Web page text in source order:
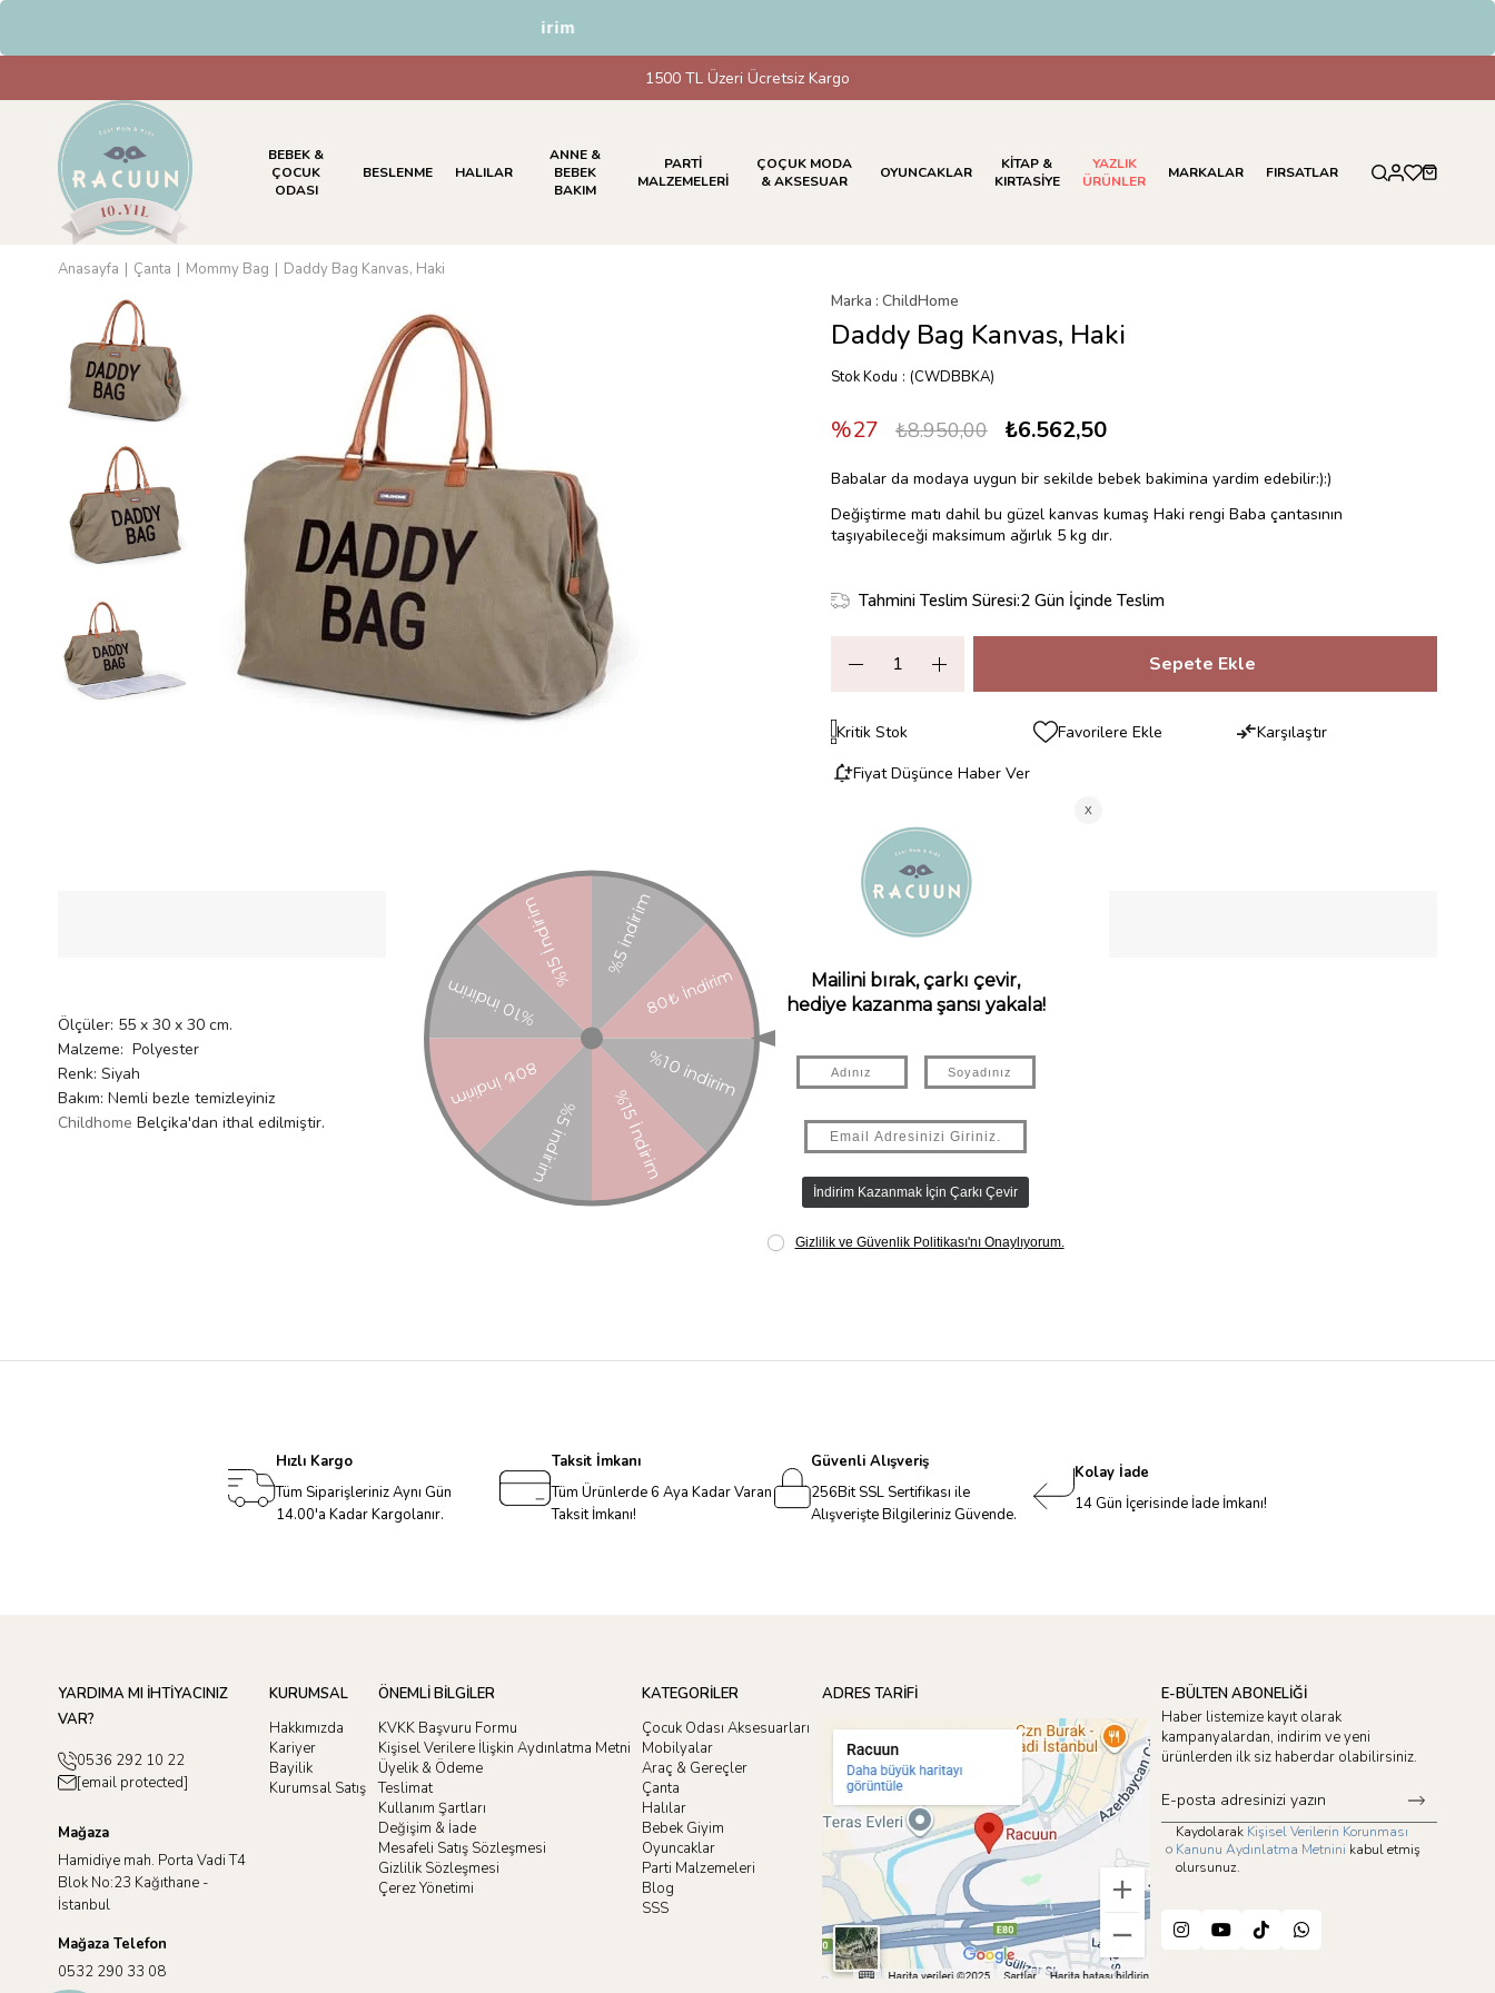
HAVALE & EFT Ödemelerinde %5 İndirim
1500 TL Üzeri Ücretsiz Kargo
BEBEK &
ÇOCUK
ODASI
BESLENME HALILAR
ANNE &
BEBEK
BAKIM
PARTİ
MALZEMELERİ
ÇOÇUK MODA
& AKSESUAR
OYUNCAKLAR
KİTAP &
KIRTASİYE
YAZLIK
ÜRÜNLER
MARKALAR FIRSATLAR
Anasayfa Çanta Mommy Bag Daddy Bag Kanvas, Haki
Marka : ChildHome
Daddy Bag Kanvas, Haki
Stok Kodu (CWDBBKA)
27 ₺8.950,00 ₺6.562,50
Babalar da modaya uygun bir sekilde bebek bakimina yardim edebilir:):)
Değiştirme matı dahil bu güzel kanvas kumaş Haki rengi Baba çantasının
taşıyabileceği maksimum ağırlık 5 kg dır.
Tahmini Teslim Süresi:2 Gün İçinde Teslim
Kritik Stok Favorilere Ekle
Karşılaştır
Fiyat Düşünce Haber Ver
Paylaş
ÜRÜN ÖZELLIKLERI YORUMLAR(0) ÖDEME SEÇENEKLERI ÜRÜN ÖNERILERI
Ölçüler: 55 x 30 x 30 cm.
Malzeme: Polyester
Renk: Siyah
Bakım: Nemli bezle temizleyiniz
Childhome Belçika'dan ithal edilmiştir.
Hızlı Kargo
Tüm Siparişleriniz Aynı Gün
14.00'a Kadar Kargolanır.
Taksit İmkanı
Tüm Ürünlerde 6 Aya Kadar Varan
Taksit İmkanı!
Güvenli Alışveriş
256Bit SSL Sertifikası ile
Alışverişte Bilgileriniz Güvende.
Kolay İade
14 Gün İçerisinde İade İmkanı!
YARDIMA MI İHTİYACINIZ
VAR?
0536 292 10 22
[email protected]
Mağaza
Hamidiye mah. Porta Vadi T4
Blok No:23 Kağıthane -
İstanbul
Mağaza Telefon
0532 290 33 08
KURUMSAL
Hakkımızda
Kariyer
Bayilik
Kurumsal Satış
ÖNEMLİ BİLGİLER
KVKK Başvuru Formu
Kişisel Verilere İlişkin Aydınlatma Metni
Üyelik & Ödeme
Teslimat
Kullanım Şartları
Değişim & İade
Mesafeli Satış Sözleşmesi
Gizlilik Sözleşmesi
Çerez Yönetimi
KATEGORİLER
Çocuk Odası Aksesuarları
Mobilyalar
Araç & Gereçler
Çanta
Halılar
Bebek Giyim
Oyuncaklar
Parti Malzemeleri
Blog
SSS
ADRES TARİFİ
E-BÜLTEN ABONELİĞİ
Haber listemize kayıt olarak
kampanyalardan, indirim ve yeni
ürünlerden ilk siz haberdar olabilirsiniz.
Kaydolarak Kişisel Verilerin Korunması
Kanunu Aydınlatma Metnini kabul etmiş
olursunuz.